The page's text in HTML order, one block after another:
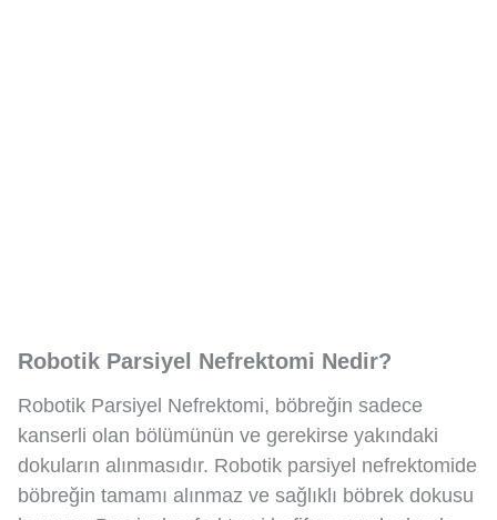
Robotik Parsiyel Nefrektomi Nedir?
Robotik Parsiyel Nefrektomi, böbreğin sadece
kanserli olan bölümünün ve gerekirse yakındaki
dokuların alınmasıdır. Robotik parsiyel nefrektomide
böbreğin tamamı alınmaz ve sağlıklı böbrek dokusu